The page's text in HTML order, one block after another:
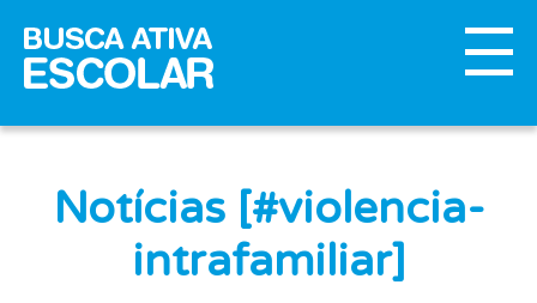
Notícias [#violencia-
intrafamiliar]